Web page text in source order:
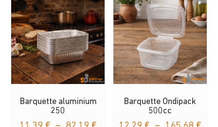
Barquette aluminium
250
Barquette Ondipack
500cc